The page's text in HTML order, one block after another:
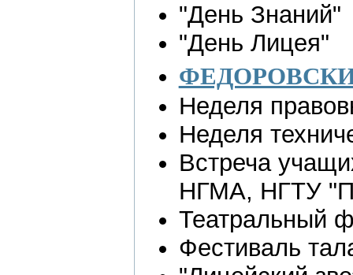
"День Знаний"
"День Лицея"
Неделя
Неделя
Встреча
НГМА, НГТУ
Театральный
Фестиваль